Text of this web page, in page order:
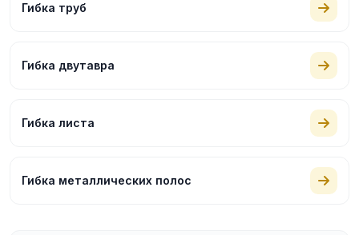
Гибка труб
Гибка двутавра
Гибка листа
Гибка металлических полос